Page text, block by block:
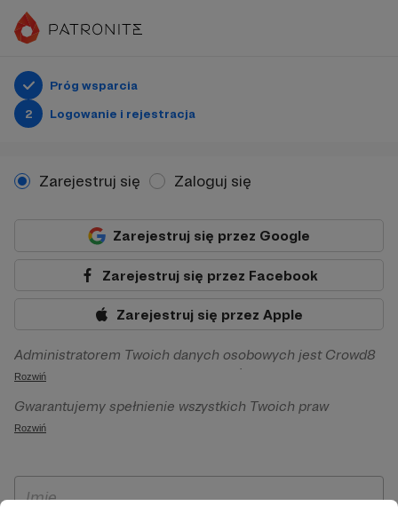
Próg wsparcia
2
Logowanie i rejestracja
Zarejestruj się Zaloguj się
Zarejestruj się przez Google
Zarejestruj się przez Facebook
Zarejestruj się przez Apple
Administratorem Twoich danych osobowych jest Crowd8
sp. z o.o. z siedziba w Warszawie, ul. Żwirki i Wigury 16, 02-
092 Warszawa. Twoje dane osobowe będą przetwarzane w
szczególności w celu wykonania umowy zawartej z Tobą, w
Patronite.pl, w tym możliwości dokonywania oraz
otrzymywania wsparcia na naszej platformie oraz
Rozwiń
Gwarantujemy spełnienie wszystkich Twoich praw
wynikających z ogólnego rozporządzenia o ochronie
ich przenoszenia, niepodlegania zautomatyzowanemu
Rozwiń